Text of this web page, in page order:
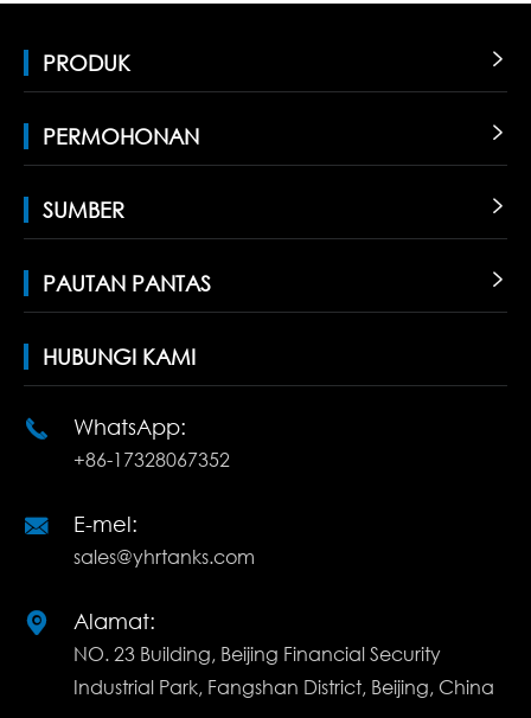
PRODUK 
PERMOHONAN 
SUMBER 
PAUTAN PANTAS 
HUBUNGI KAMI
 WhatsApp:
+86-17328067352
 E-mel:
sales@yhrtanks.com
 Alamat:
NO. 23 Building, Beijing Financial Security
Industrial Park, Fangshan District, Beijing, China